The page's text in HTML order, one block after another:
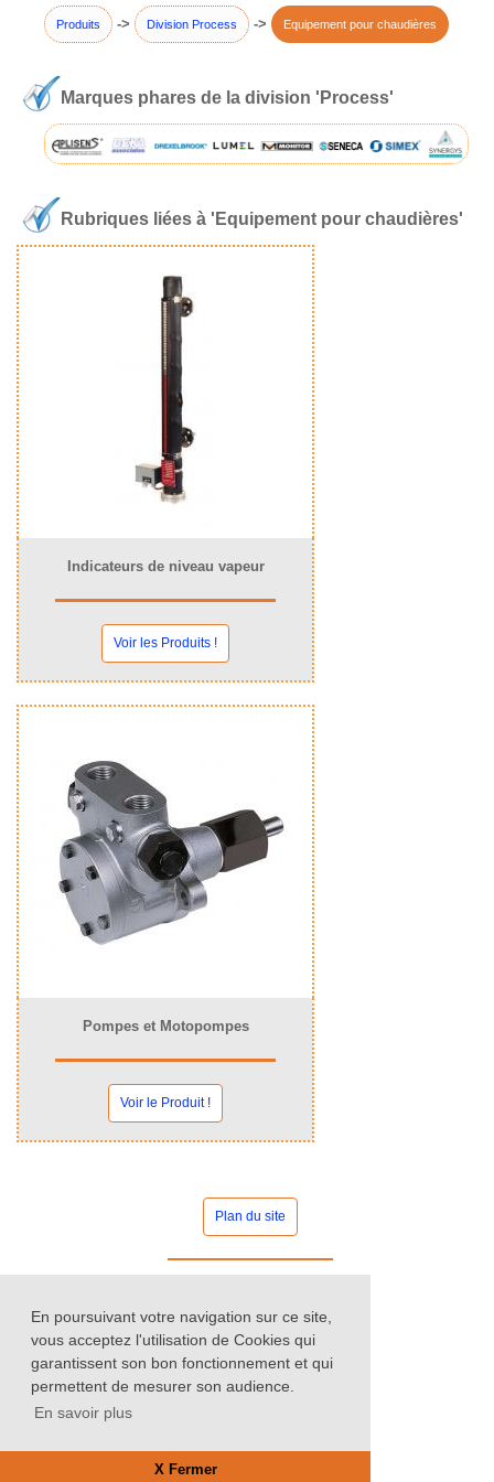
En poursuivant votre navigation sur ce site,
vous acceptez l'utilisation de Cookies qui
garantissent son bon fonctionnement et qui
permettent de mesurer son audience.
En savoir plus
X Fermer
Produits -> Division Process -> Equipement pour chaudières
Marques phares de la division 'Process'
Rubriques liées à 'Equipement pour chaudières'
Indicateurs de niveau vapeur
Voir les Produits !
Pompes et Motopompes
Voir le Produit !
Plan du site
Nos catalogues